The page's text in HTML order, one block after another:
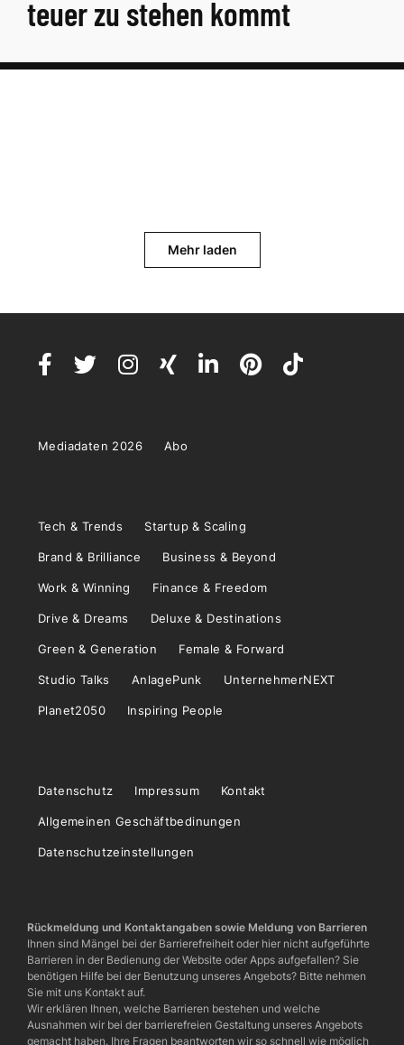
teuer zu stehen kommt
Mehr laden
Mediadaten 2026 Abo
Tech & Trends Startup & Scaling
Brand & Brilliance Business & Beyond
Work & Winning Finance & Freedom
Drive & Dreams Deluxe & Destinations
Green & Generation Female & Forward
Studio Talks AnlagePunk UnternehmerNEXT
Planet2050 Inspiring People
Datenschutz Impressum Kontakt
Allgemeinen Geschäftbedinungen
Datenschutzeinstellungen
Rückmeldung und Kontaktangaben sowie Meldung von Barrieren
Ihnen sind Mängel bei der Barrierefreiheit oder hier nicht aufgeführte
Barrieren in der Bedienung der Website oder Apps aufgefallen? Sie
benötigen Hilfe bei der Benutzung unseres Angebots? Bitte nehmen
Sie mit uns Kontakt auf.
Wir erklären Ihnen, welche Barrieren bestehen und welche
Ausnahmen wir bei der barrierefreien Gestaltung unseres Angebots
gemacht haben. Ihre Fragen beantworten wir so schnell wie möglich